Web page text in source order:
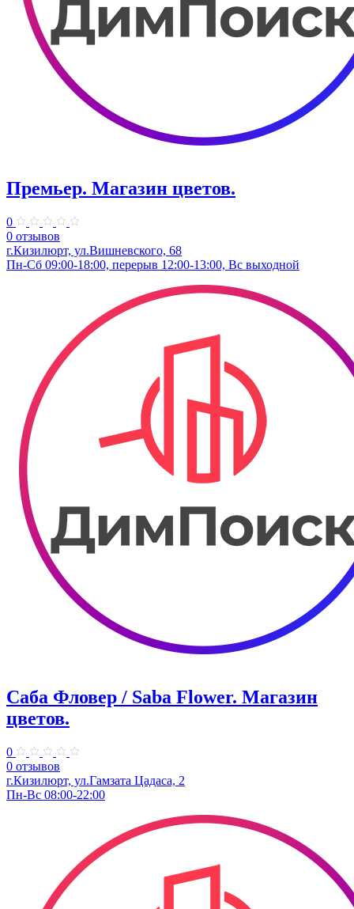
Премьер. Магазин цветов.
0
0 отзывов
г.Кизилюрт, ул.Вишневского, 68
Пн-Сб 09:00-18:00, перерыв 12:00-13:00, Вс выходной
Саба Фловер / Saba Flower. Магазин
цветов.
0
0 отзывов
г.Кизилюрт, ул.Гамзата Цадаса, 2
Пн-Вс 08:00-22:00